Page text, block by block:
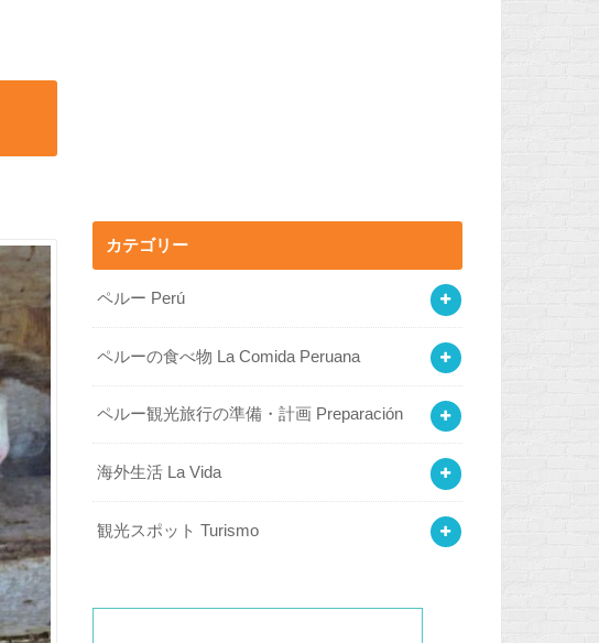
カテゴリー
ペルー Perú
ペルーの食べ物 La Comida Peruana
ペルー観光旅行の準備・計画 Preparación
海外生活 La Vida
観光スポット Turismo